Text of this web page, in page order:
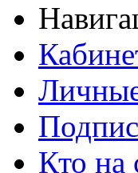
Кто на